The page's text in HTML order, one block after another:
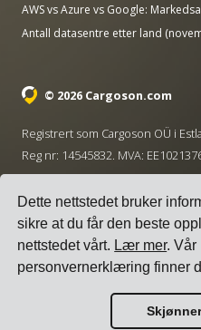
Dette nettstedet bruker
sikre at du får den beste
nettstedet vårt. Lær mer. Vår
personvernerklæring finner
Skjønner
AWS vs Azure vs Google:
Antall datasentre etter land
© 2026 Cargoson.com
Registrert som Cargoson OÜ i
Reg nr: 14545832. MVA:
+372 5555 0028 ·
Vilkår for tjenesten|
Informasjonskapselpolicy